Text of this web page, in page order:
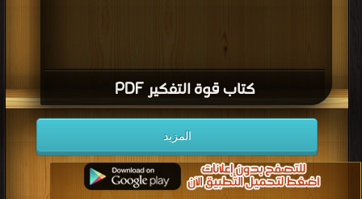
كتاب قوة التفكير PDF
المزيد